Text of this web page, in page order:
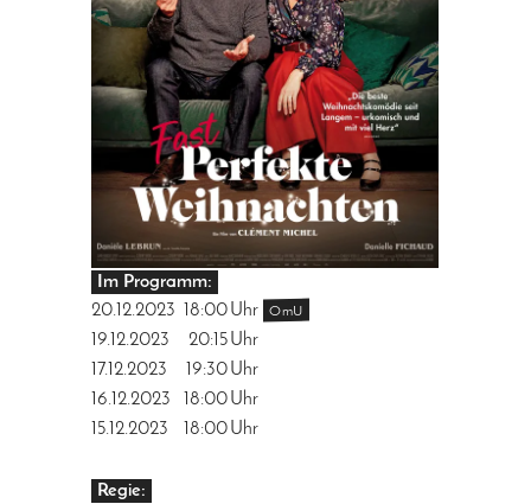
Im Programm:
20.12.2023
18:00Uhr OmU
19.12.2023 20:15Uhr
17.12.2023
19:30Uhr
16.12.2023
18:00Uhr
15.12.2023
18:00Uhr
Regie: